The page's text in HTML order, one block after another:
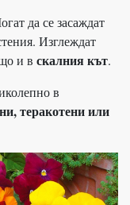
да се засаждат
Изглеждат
и в скалния кът.
в
теракотени или